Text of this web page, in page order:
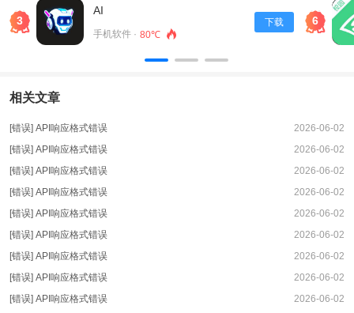
软件简评
无论用户身在何处，只要打开应用，就可以看到周围可以共享的热点，点击即可
连接互联网。还可以提供wifi省电功能、查看手机流量消耗情况、快速将手机转
3
AI
手机软件 · 80℃
下载 6
相关文章
[错误] API响应格式错误
2026-06-02
[错误] API响应格式错误
2026-06-02
[错误] API响应格式错误
2026-06-02
[错误] API响应格式错误
2026-06-02
[错误] API响应格式错误
2026-06-02
[错误] API响应格式错误
2026-06-02
[错误] API响应格式错误
2026-06-02
[错误] API响应格式错误
2026-06-02
[错误] API响应格式错误
2026-06-02